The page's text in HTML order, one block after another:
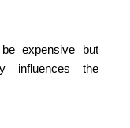
expensive but
influences the